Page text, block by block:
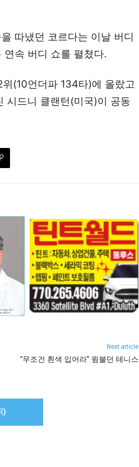
따냈던 코르다는 이날 버디
속 버디 쇼를 펼쳤다.
(10언더파 134타)에 올랐고
시드니 클랜턴(미국)이 공동
Next article
“무조건 흰색 입어라” 윔블던 테니스